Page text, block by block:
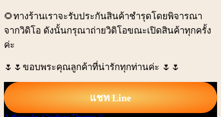
🌻ทางร้านเราจะรับประกันสินค้าชำรุดโดยพิจารณา
จากวิดิโอ ดังนั้นกรุณาถ่ายวิดิโอขณะเปิดสินค้าทุกครั้ง
ค่ะ
🌷🌷ขอบพระคุณลูกค้าที่น่ารักทุกท่านค่ะ 🌷🌷
แชท Line